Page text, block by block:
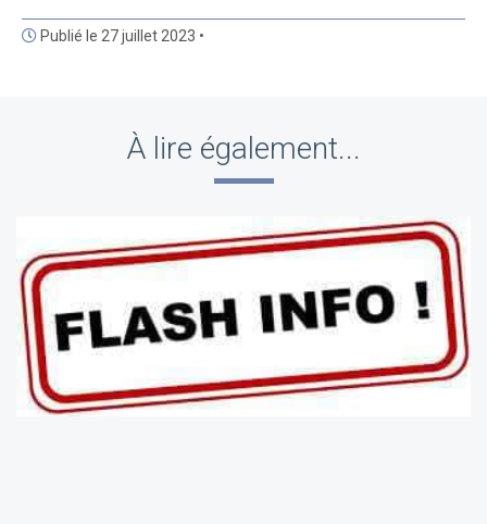
Publié le 27 juillet 2023 •
À lire également...